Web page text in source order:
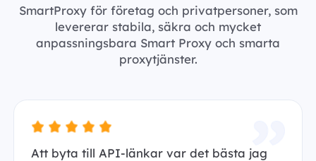
SmartProxy för företag och privatpersoner, som
levererar stabila, säkra och mycket
anpassningsbara Smart Proxy och smarta
proxytjänster.
Att byta till API-länkar var det bästa jag